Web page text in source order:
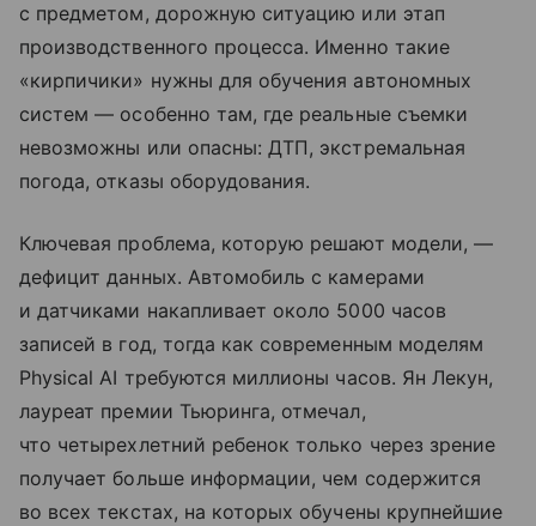
с предметом, дорожную ситуацию или этап
производственного процесса. Именно такие
«кирпичики» нужны для обучения автономных
систем — особенно там, где реальные съемки
невозможны или опасны: ДТП, экстремальная
погода, отказы оборудования.
Ключевая проблема, которую решают модели, —
дефицит данных. Автомобиль с камерами
и датчиками накапливает около 5000 часов
записей в год, тогда как современным моделям
Physical AI требуются миллионы часов. Ян Лекун,
лауреат премии Тьюринга, отмечал,
что четырехлетний ребенок только через зрение
получает больше информации, чем содержится
во всех текстах, на которых обучены крупнейшие